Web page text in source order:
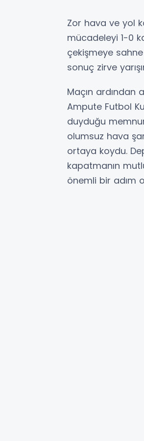
Zor hava ve yol
mücadeleyi 1-0
çekişmeye
sonuç zirve
Maçın ardından
Ampute Futbol
duyduğu
olumsuz hava
ortaya koydu.
kapatmanın
önemli bir adım